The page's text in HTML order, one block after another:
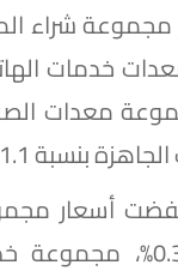
العناية الشخصية بنسبة 1.3%.